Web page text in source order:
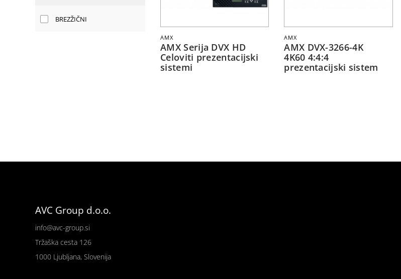
BREZŽIČNI
AMX
AMX Serija DVX HD
Celoviti prezentacijski
sistemi
AMX
AMX DVX-3266-4K
4K60 4:4:4
prezentacijski sistem
AVC Group d.o.o.
info@avc-group.si
Tržaška cesta 126
1000 Ljubljana, Slovenija